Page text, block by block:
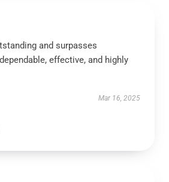
and surpasses
effective, and highly
Mar 16, 2025